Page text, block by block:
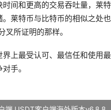
时间和更高的交易吞吐量，莱
。莱特币与比特币的相似之处
叉所证明的那样。
界上最受认可、最信任和使用
手。